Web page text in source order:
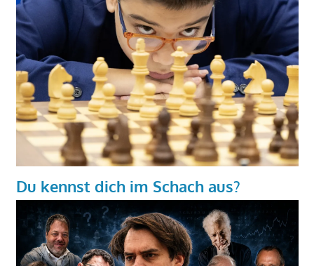
Du kennst dich im Schach aus?